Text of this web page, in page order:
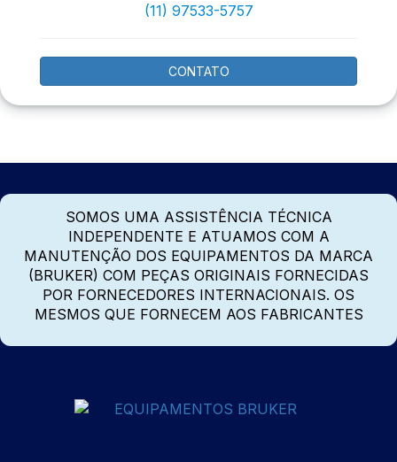
(11) 97533-5757
CONTATO
SOMOS UMA ASSISTÊNCIA TÉCNICA
INDEPENDENTE E ATUAMOS COM A
MANUTENÇÃO DOS EQUIPAMENTOS DA MARCA
(BRUKER) COM PEÇAS ORIGINAIS FORNECIDAS
POR FORNECEDORES INTERNACIONAIS. OS
MESMOS QUE FORNECEM AOS FABRICANTES